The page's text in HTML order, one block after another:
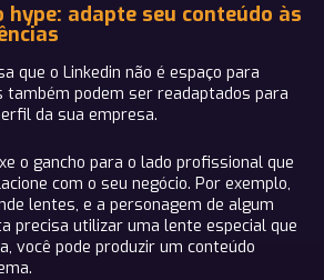
hype: adapte seu conteúdo às
que o Linkedin não é espaço para
também podem ser readaptados para
da sua empresa.
o gancho para o lado profissional que
com o seu negócio. Por exemplo,
lentes, e a personagem de algum
precisa utilizar uma lente especial que
você pode produzir um conteúdo